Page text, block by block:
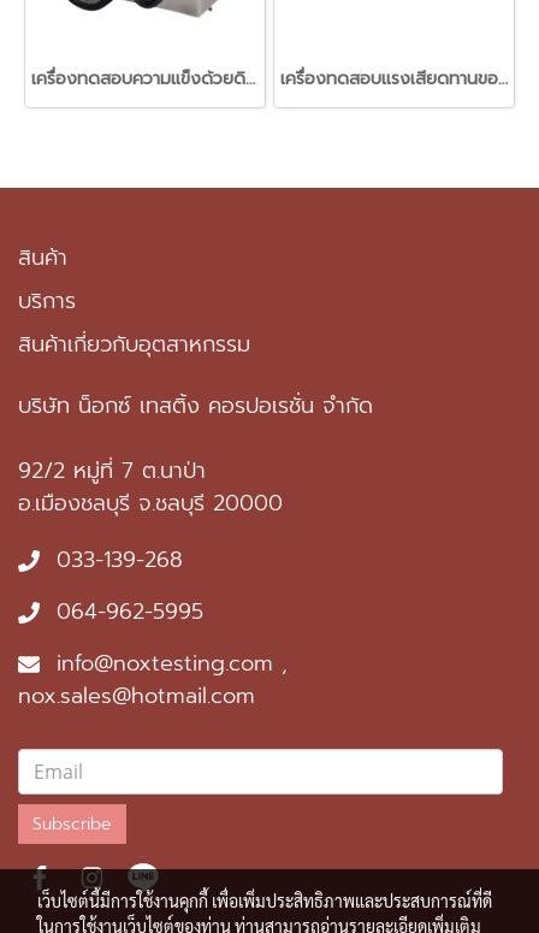
เครื่องทดสอบความแข็งด้วยดินสอ (Pencil Scratch Hardness Tester (Hand Push) เครื่องทดสอบแรงเสียดทานของวัสดุฟิลม์พลาสติก (Slip tester)
สินค้า
บริการ
สินค้าเกี่ยวกับอุตสาหกรรม
บริษัท น็อกซ์ เทสติ้ง คอรปอเรชั่น จำกัด
92/2 หมู่ที่ 7 ต.นาป่า
อ.เมืองชลบุรี จ.ชลบุรี 20000
033-139-268
064-962-5995
info@noxtesting.com ,
nox.sales@hotmail.com
Subscribe
เว็บไซต์นี้มีการใช้งานคุกกี้ เพื่อเพิ่มประสิทธิภาพและประสบการณ์ที่ดี
ในการใช้งานเว็บไซต์ของท่าน ท่านสามารถอ่านรายละเอียดเพิ่มเติม